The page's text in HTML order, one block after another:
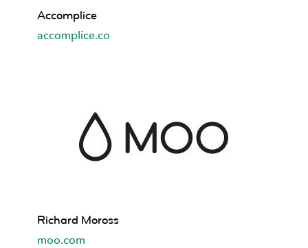
Accomplice
accomplice.co
Moross
Richard Moross
moo.com